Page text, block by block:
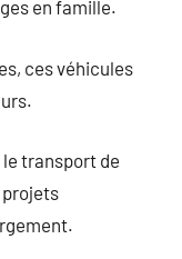
en famille.
ces véhicules
transport de
projets